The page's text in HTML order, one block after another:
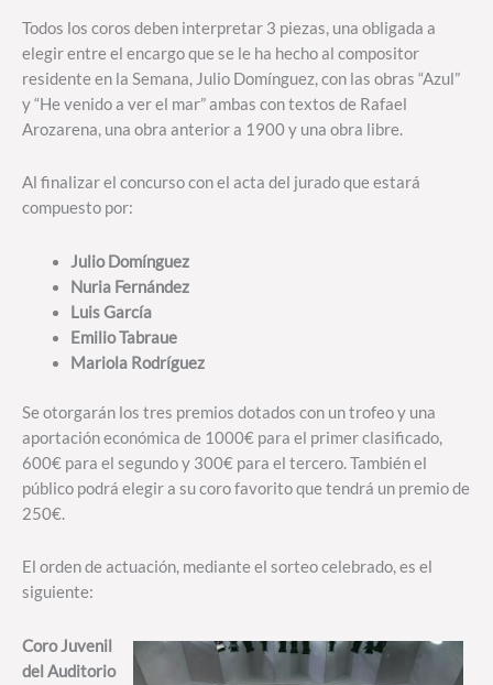
Todos los coros deben interpretar 3 piezas, una obligada a
elegir entre el encargo que se le ha hecho al compositor
residente en la Semana, Julio Domínguez, con las obras “Azul”
y “He venido a ver el mar” ambas con textos de Rafael
Arozarena, una obra anterior a 1900 y una obra libre.
Al finalizar el concurso con el acta del jurado que estará
compuesto por:
Julio Domínguez
Nuria Fernández
Luis García
Emilio Tabraue
Mariola Rodríguez
Se otorgarán los tres premios dotados con un trofeo y una
aportación económica de 1000€ para el primer clasificado,
600€ para el segundo y 300€ para el tercero. También el
público podrá elegir a su coro favorito que tendrá un premio de
250€.
El orden de actuación, mediante el sorteo celebrado, es el
siguiente:
Coro Juvenil
del Auditorio